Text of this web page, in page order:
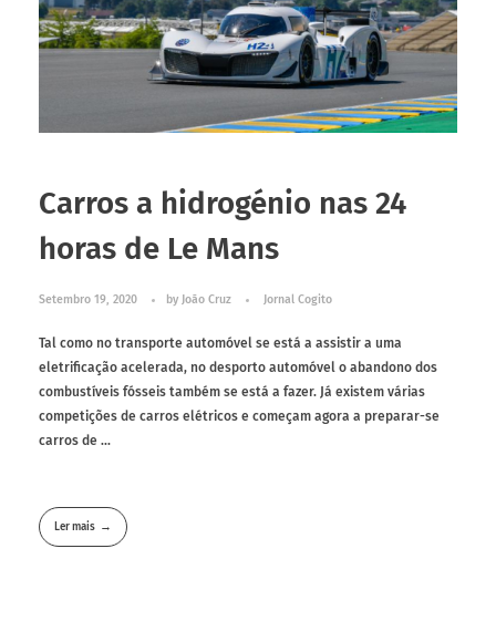
Carros a hidrogénio nas 24
horas de Le Mans
Setembro 19, 2020 by João Cruz Jornal Cogito
Tal como no transporte automóvel se está a assistir a uma
eletrificação acelerada, no desporto automóvel o abandono dos
combustíveis fósseis também se está a fazer. Já existem várias
competições de carros elétricos e começam agora a preparar-se
carros de ...
Ler mais